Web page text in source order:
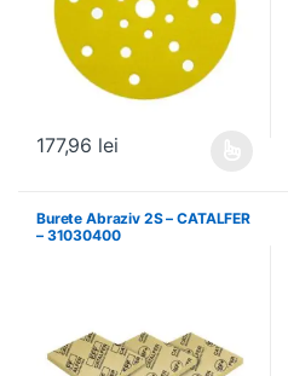
177,96 lei
Burete Abraziv 2S – CATALFER
– 31030400